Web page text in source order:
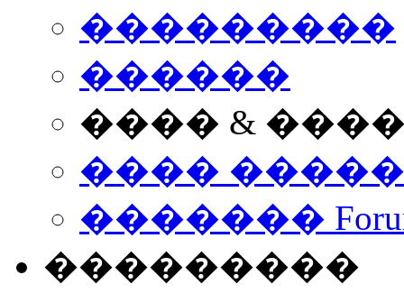
���������
������
���� &
����
�������
���������